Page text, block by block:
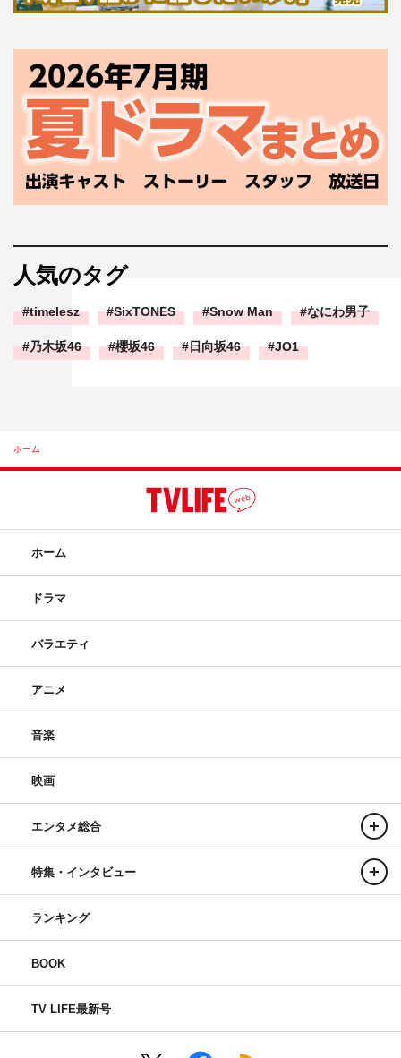
人気のタグ
timelesz SixTONES Snow Man なにわ男子
乃木坂46 櫻坂46 日向坂46 JO1
ホーム
ホーム
ドラマ
バラエティ
アニメ
音楽
映画
エンタメ総合
特集・インタビュー
ランキング
BOOK
TV LIFE最新号